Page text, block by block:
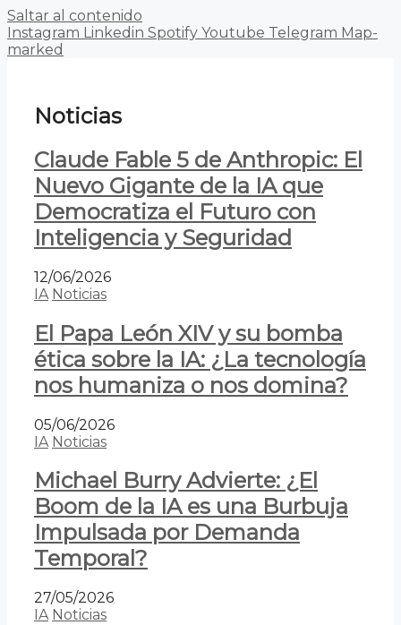
Saltar al contenido
Instagram Linkedin Spotify Youtube Telegram Map-
marked
Noticias
Claude Fable 5 de Anthropic: El
Nuevo Gigante de la IA que
Democratiza el Futuro con
Inteligencia y Seguridad
12/06/2026
IA Noticias
El Papa León XIV y su bomba
ética sobre la IA: ¿La tecnología
nos humaniza o nos domina?
05/06/2026
IA Noticias
Michael Burry Advierte: ¿El
Boom de la IA es una Burbuja
Impulsada por Demanda
Temporal?
27/05/2026
IA Noticias